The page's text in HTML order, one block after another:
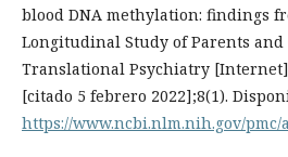
blood DNA methylation: findings
Longitudinal Study of Parents
Translational Psychiatry
[citado 5 febrero 2022];8(1).
https://www.ncbi.nlm.nih.gov/pmc/